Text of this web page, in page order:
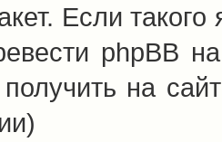
Если
phpBB
на